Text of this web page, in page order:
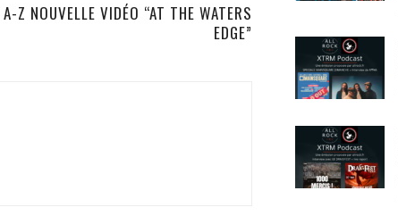
A-Z NOUVELLE VIDÉO “AT THE WATERS
EDGE”